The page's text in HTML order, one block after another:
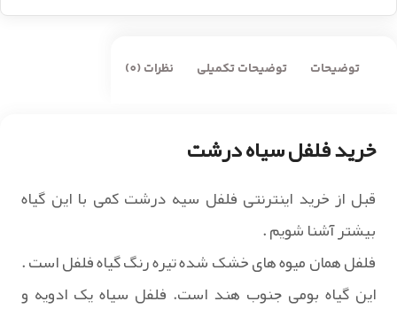
توضیحات توضیحات تکمیلی نظرات (0)
خرید فلفل سیاه درشت
قبل از خرید اینترنتی فلفل سیه درشت کمی با این گیاه
بیشتر آشنا شویم .
فلفل همان میوه های خشک شده تیره رنگ گیاه فلفل است .
این گیاه بومی جنوب هند است. فلفل سیاه یک ادویه و